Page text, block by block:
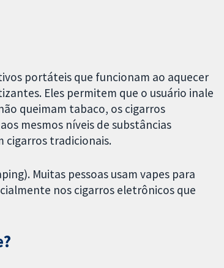
portáteis que funcionam ao aquecer
Eles permitem que o usuário inale
queimam tabaco, os cigarros
mesmos níveis de substâncias
cigarros tradicionais.
Muitas pessoas usam vapes para
nos cigarros eletrônicos que